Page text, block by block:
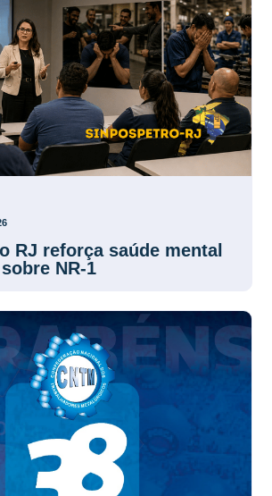
RJ reforça saúde mental
NR-1